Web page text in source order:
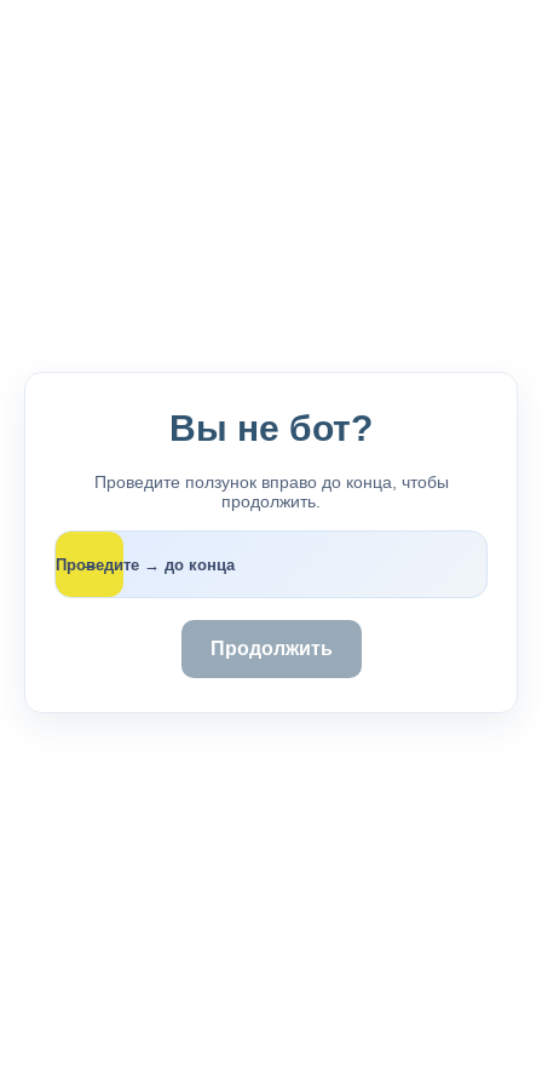
Вы не бот?
Проведите ползунок вправо до конца, чтобы
продолжить.
Проведите → до конца
→
Продолжить